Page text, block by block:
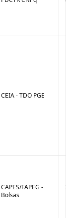
CEIA - TDO PGE
CAPES/FAPEG -
Bolsas